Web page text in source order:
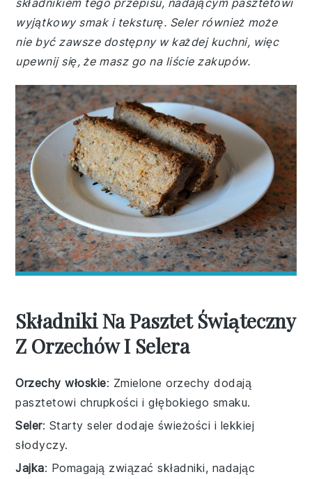
składnikiem tego przepisu, nadającym pasztetowi
wyjątkowy smak i teksturę. Seler również może
nie być zawsze dostępny w każdej kuchni, więc
upewnij się, że masz go na liście zakupów.
Składniki Na Pasztet Świąteczny
Z Orzechów I Selera
Orzechy włoskie: Zmielone orzechy dodają
pasztetowi chrupkości i głębokiego smaku.
Seler: Starty seler dodaje świeżości i lekkiej
słodyczy.
Jajka: Pomagają związać składniki, nadając